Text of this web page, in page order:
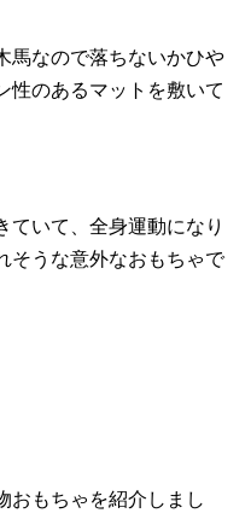
馬なので落ちないかひや
性のあるマットを敷いて
ていて、全身運動になり
そうな意外なおもちゃで
おもちゃを紹介しまし